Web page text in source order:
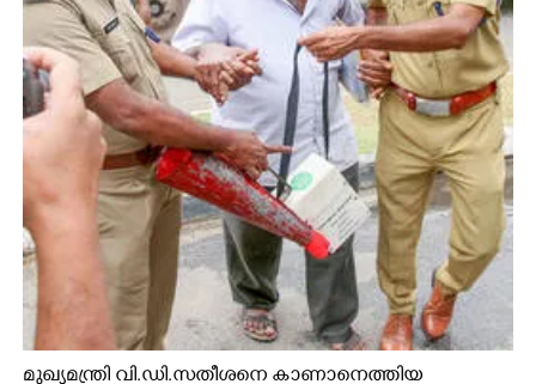
മുഖ്യമന്ത്രി വി.ഡി.സതീശനെ കാണാനെത്തിയ